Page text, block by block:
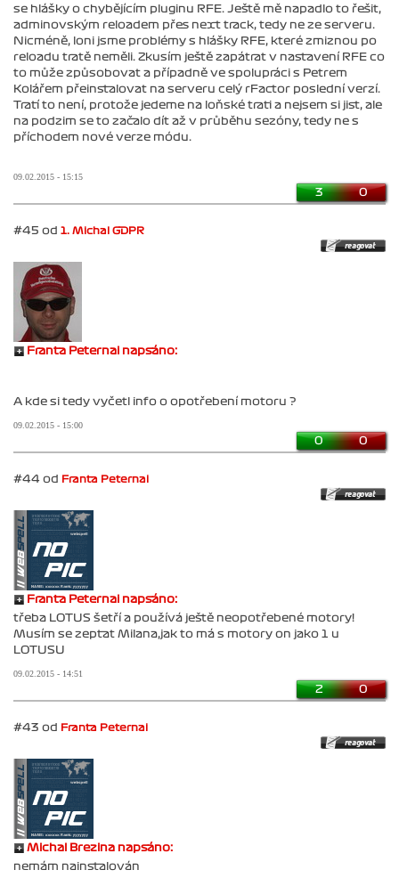
se hlášky o chybějícím pluginu RFE. Ještě mě napadlo to řešit,
adminovským reloadem přes next track, tedy ne ze serveru.
Nicméně, loni jsme problémy s hlášky RFE, které zmiznou po
reloadu tratě neměli. Zkusím ještě zapátrat v nastavení RFE co
to může způsobovat a případně ve spolupráci s Petrem
Kolářem přeinstalovat na serveru celý rFactor poslední verzí.
Tratí to není, protože jedeme na loňské trati a nejsem si jist, ale
na podzim se to začalo dít až v průběhu sezóny, tedy ne s
příchodem nové verze módu.
09.02.2015 - 15:15
3 0
#45 od 1. Michal GDPR
Franta Peternai napsáno:
A kde si tedy vyčetl info o opotřebení motoru ?
09.02.2015 - 15:00
0 0
#44 od Franta Peternai
Franta Peternai napsáno:
třeba LOTUS šetří a používá ještě neopotřebené motory!
Musím se zeptat Milana,jak to má s motory on jako 1 u
LOTUSU
09.02.2015 - 14:51
2 0
#43 od Franta Peternai
Michal Brezina napsáno:
nemám nainstalován